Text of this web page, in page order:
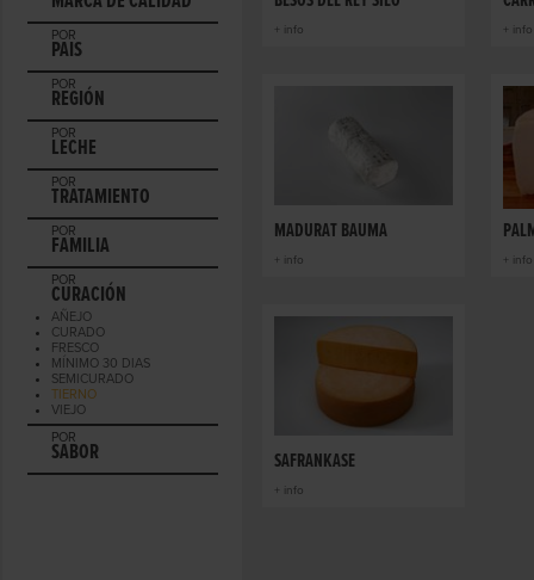
POR
PAIS
POR
REGIÓN
POR
LECHE
POR
TRATAMIENTO
POR
FAMILIA
POR
CURACIÓN
AÑEJO
CURADO
FRESCO
MÍNIMO 30 DIAS
SEMICURADO
TIERNO
VIEJO
POR
SABOR
+ info + info
MADURAT BAUMA
+ info + info
SAFRANKÄSE
+ info